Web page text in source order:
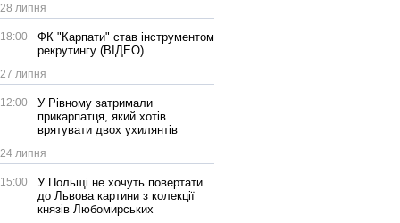
28 липня
18:00
ФК "Карпати" став інструментом
рекрутингу (ВІДЕО)
27 липня
12:00
У Рівному затримали
прикарпатця, який хотів
врятувати двох ухилянтів
24 липня
15:00
У Польщі не хочуть повертати
до Львова картини з колекції
князів Любомирських